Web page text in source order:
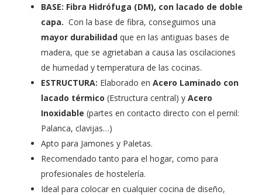
BASE: Fibra Hidrófuga (DM), con lacado de doble
capa. Con la base de fibra, conseguimos una
mayor durabilidadque en las antiguas bases de
madera, que se agrietaban a causa las oscilaciones
de humedad y temperatura de las cocinas.
ESTRUCTURA: Elaborado en Acero Laminado con
lacado térmico (Estructura central) y Acero
Inoxidable (partes en contacto directo con el pernil:
Palanca, clavijas…)
Apto para Jamones y Paletas.
Recomendado tanto para el hogar, como para
profesionales de hostelería.
Ideal para colocar en cualquier cocina de diseño,